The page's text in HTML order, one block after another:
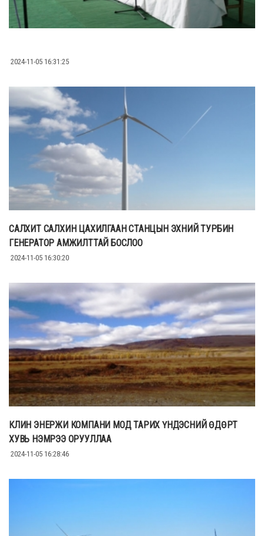
2024-11-05 16:31:25
САЛХИТ САЛХИН ЦАХИЛГААН СТАНЦЫН ЭХНИЙ ТУРБИН
ГЕНЕРАТОР АМЖИЛТТАЙ БОСЛОО
2024-11-05 16:30:20
КЛИН ЭНЕРЖИ КОМПАНИ МОД ТАРИХ ҮНДЭСНИЙ ӨДӨРТ
ХУВЬ НЭМРЭЭ ОРУУЛЛАА
2024-11-05 16:28:46